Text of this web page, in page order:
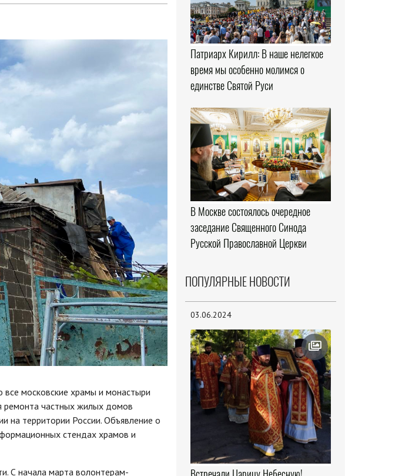
все московские храмы и монастыри
ремонта частных жилых домов
на территории России. Объявление о
стендах храмов и
С начала марта волонтерам-
Патриарх Кирилл: В наше нелегкое
время мы особенно молимся о
единстве Святой Руси
В Москве состоялось очередное
заседание Священного Синода
Русской Православной Церкви
ПОПУЛЯРНЫЕ НОВОСТИ
03.06.2024